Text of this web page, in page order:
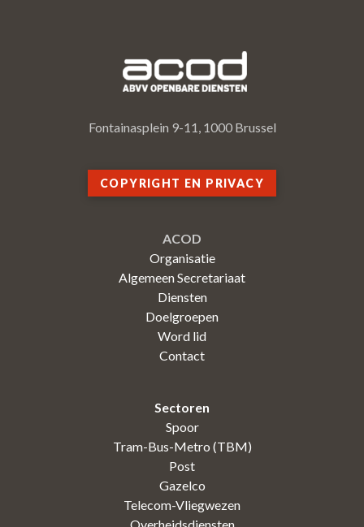
Fontainasplein 9-11, 1000 Brussel
COPYRIGHT EN PRIVACY
ACOD
Organisatie
Algemeen Secretariaat
Diensten
Doelgroepen
Word lid
Contact
Sectoren
Spoor
Tram-Bus-Metro (TBM)
Post
Gazelco
Telecom-Vliegwezen